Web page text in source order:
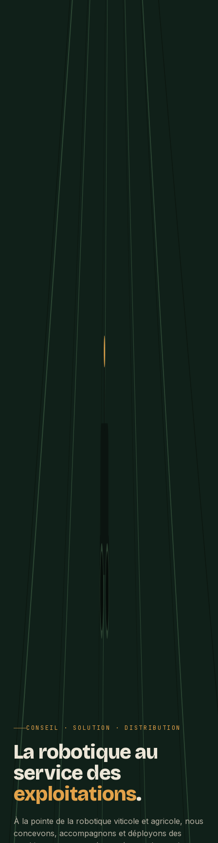
CONSEIL · SOLUTION · DISTRIBUTION
La robotique au
service des
exploitations.
À la pointe de la robotique viticole et agricole, nous
concevons, accompagnons et déployons des